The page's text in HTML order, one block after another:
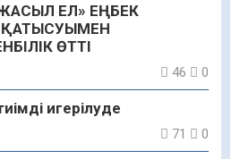
ЕЛ» ЕҢБЕК
ӨТТІ
46 0
игерілуде
71 0